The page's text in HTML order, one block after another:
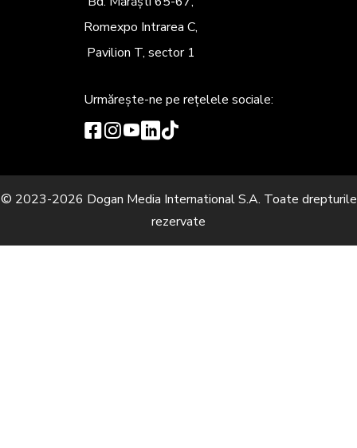
Romexpo Intrarea C,
Pavilion T, sector 1
Urmărește-ne pe rețelele sociale:
© 2023-2026 Dogan Media International S.A. Toate drepturile
rezervate